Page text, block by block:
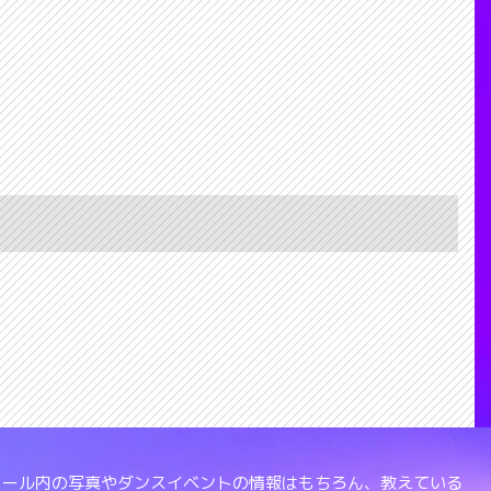
ル内の写真やダンスイベントの情報はもちろん、教えている